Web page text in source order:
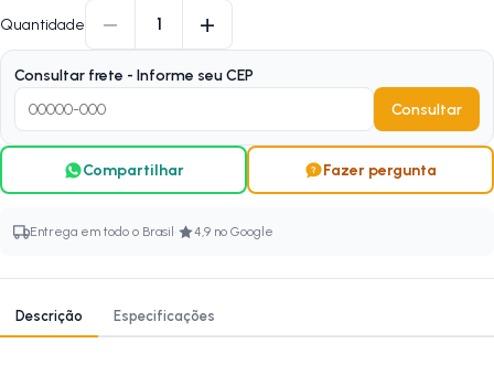
Quantidade − 1 +
Consultar frete - Informe seu CEP
Consultar
Compartilhar Fazer pergunta
Entrega em todo o Brasil · 4,9 no Google
Descrição Especificações